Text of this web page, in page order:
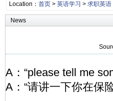
Location： 首页> 英语学习 > 求职英语
News
A：“please tell me
A：“请讲一下你在保